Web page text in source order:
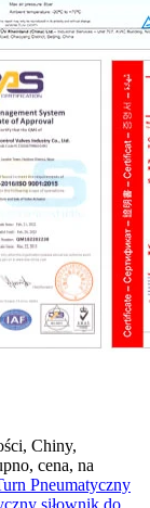
Chiny,
cena, na
Pneumatyczny
siłownik do